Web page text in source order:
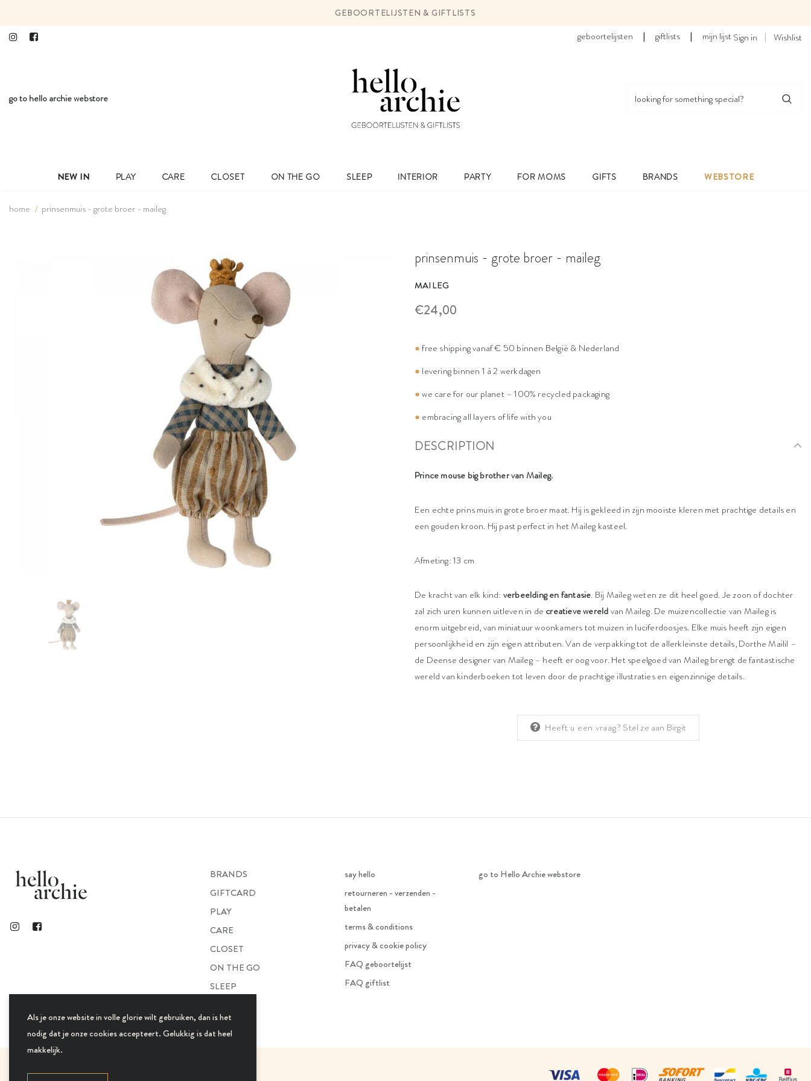
GEBOORTELIJSTEN & GIFTLISTS
geboortelijsten | giftlists | mijn lijstSign in Wishlist
go to hello archie webstore
NEW IN PLAY CARE CLOSET ON THE GO SLEEP INTERIOR PARTY FOR MOMS GIFTS BRANDS WEBSTORE
home prinsenmuis - grote broer - maileg
prinsenmuis - grote broer - maileg
MAILEG
€24,00
●free shipping vanaf € 50 binnen België & Nederland
● levering binnen 1 à 2 werkdagen
●we care for our planet – 100% recycled packaging
● embracing all layers of life with you
DESCRIPTION
Prince mouse big brother van Maileg.
Een echte prins muis in grote broer maat. Hij is gekleed in zijn mooiste kleren met prachtige details en
een gouden kroon. Hij past perfect in het Maileg kasteel.
Afmeting: 13 cm
De kracht van elk kind: verbeelding en fantasie. Bij Maileg weten ze dit heel goed. Je zoon of dochter
zal zich uren kunnen uitleven in de creatieve wereldvan Maileg. De muizencollectie van Maileg is
enorm uitgebreid, van miniatuur woonkamers tot muizen in luciferdoosjes. Elke muis heeft zijn eigen
persoonlijkheid en zijn eigen attributen. Van de verpakking tot de allerkleinste details, Dorthe Mailil –
de Deense designer van Maileg – heeft er oog voor. Het speelgoed van Maileg brengt de fantastische
wereld van kinderboeken tot leven door de prachtige illustraties en eigenzinnige details.
Heeft u een vraag? Stel ze aan Birgit
Als je onze website in volle glorie wilt gebruiken, dan is het
nodig dat je onze cookies accepteert. Gelukkig is dat heel
makkelijk.
BRANDS
GIFTCARD
PLAY
CARE
CLOSET
ON THE GO
SLEEP
say hello
retourneren - verzenden -
betalen
terms & conditions
privacy & cookie policy
FAQ geboortelijst
FAQ giftlist
go to Hello Archie webstore
© 2021 Hello Archie. All Rights Reserved.